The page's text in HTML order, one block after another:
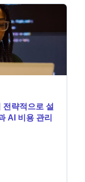
략적으로 설
AI 비용 관리